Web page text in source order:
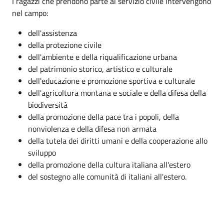
nel campo:
dell'assistenza
della protezione civile
dell'ambiente e della riqualificazione urbana
del patrimonio storico, artistico e culturale
dell'educazione e promozione sportiva e culturale
dell'agricoltura montana e sociale e della difesa della
biodiversità
della promozione della pace tra i popoli, della
nonviolenza e della difesa non armata
della tutela dei diritti umani e della cooperazione allo
sviluppo
della promozione della cultura italiana all'estero
del sostegno alle comunità di italiani all'estero.